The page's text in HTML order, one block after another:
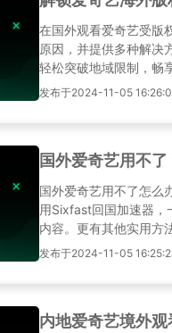
在国外观看爱奇艺受版
原因，并提供多种解决
轻松突破地域限制，畅
发布于2024-11-05
国外爱奇艺用不
国外爱奇艺用不了怎么
用Sixfast回国加速器，
内容。更有其他实用方
发布于2024-11-05
内地爱奇艺境外